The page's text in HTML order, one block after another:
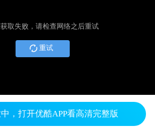
取失败，请检查网络之后重试
重试
，打开优酷APP看高清完整版